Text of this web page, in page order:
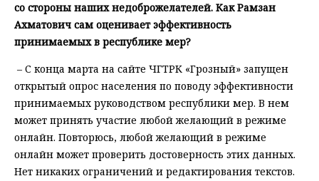
со стороны наших недоброжелателей. Как Рамзан
Ахматович сам оценивает эффективность
принимаемых в республике мер?
– С конца марта на сайте ЧГТРК «Грозный» запущен
открытый опрос населения по поводу эффективности
принимаемых руководством республики мер. В нем
может принять участие любой желающий в режиме
онлайн. Повторюсь, любой желающий в режиме
онлайн может проверить достоверность этих данных.
Нет никаких ограничений и редактирования текстов.